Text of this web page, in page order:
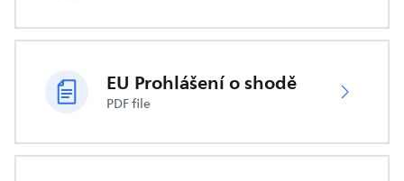
EU Prohlášení o shodě
PDF file